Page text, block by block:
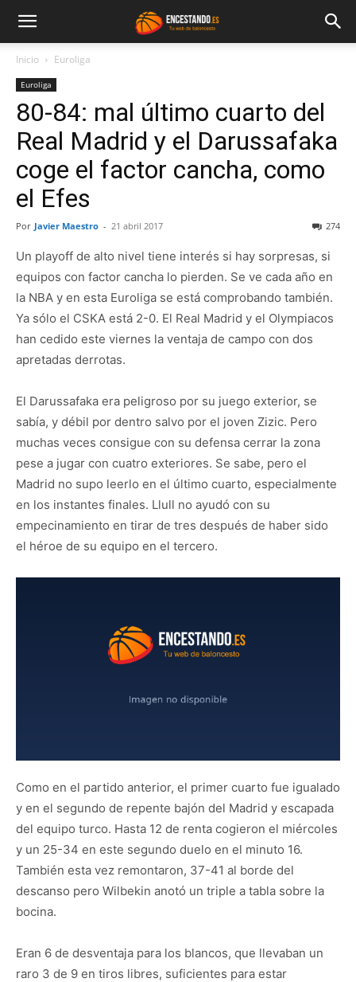
Inicio Euroliga
Euroliga
80-84: mal último cuarto del
Real Madrid y el Darussafaka
coge el factor cancha, como
el Efes
Por Javier Maestro - 21 abril 2017 274
Un playoff de alto nivel tiene interés si hay sorpresas, si
equipos con factor cancha lo pierden. Se ve cada año en
la NBA y en esta Euroliga se está comprobando también.
Ya sólo el CSKA está 2-0. El Real Madrid y el Olympiacos
han cedido este viernes la ventaja de campo con dos
apretadas derrotas.
El Darussafaka era peligroso por su juego exterior, se
sabía, y débil por dentro salvo por el joven Zizic. Pero
muchas veces consigue con su defensa cerrar la zona
pese a jugar con cuatro exteriores. Se sabe, pero el
Madrid no supo leerlo en el último cuarto, especialmente
en los instantes finales. Llull no ayudó con su
empecinamiento en tirar de tres después de haber sido
el héroe de su equipo en el tercero.
Como en el partido anterior, el primer cuarto fue igualado
y en el segundo de repente bajón del Madrid y escapada
del equipo turco. Hasta 12 de renta cogieron el miércoles
y un 25-34 en este segundo duelo en el minuto 16.
También esta vez remontaron, 37-41 al borde del
descanso pero Wilbekin anotó un triple a tabla sobre la
bocina.
Eran 6 de desventaja para los blancos, que llevaban un
raro 3 de 9 en tiros libres, suficientes para estar